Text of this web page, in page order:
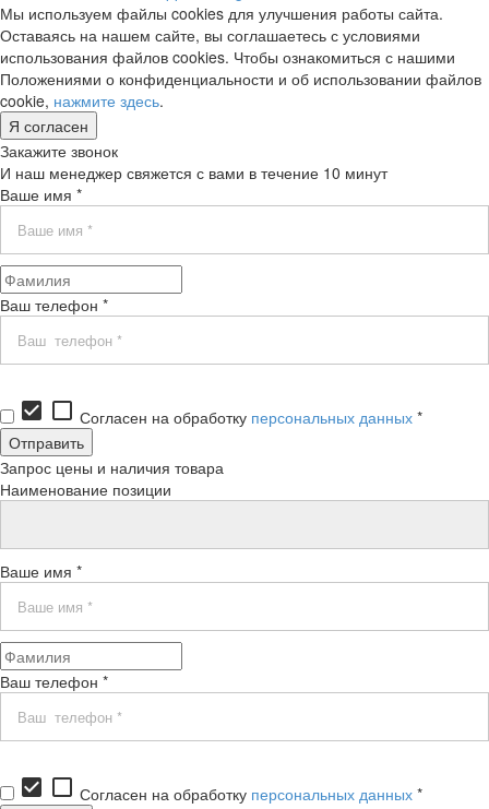
Мы используем файлы cookies для улучшения работы сайта.
Оставаясь на нашем сайте, вы соглашаетесь с условиями
использования файлов cookies. Чтобы ознакомиться с нашими
Положениями о конфиденциальности и об использовании файлов
cookie, нажмите здесь.
Я согласен
Закажите звонок
И наш менеджер свяжется с вами в течение 10 минут
Ваше имя *
Ваш телефон *
check_box check_box_outline_blank Согласен на обработку персональных данных *
Запрос цены и наличия товара
Наименование позиции
Ваше имя *
Ваш телефон *
check_box check_box_outline_blank Согласен на обработку персональных данных *